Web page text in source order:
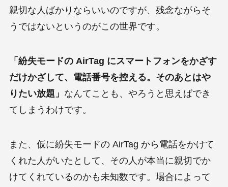
親切な人ばかりならいいのですが、残念ながらそ
うではないというのがこの世界です。
「紛失モードの AirTag にスマートフォンをかざす
だけかざして、電話番号を控える。そのあとはや
りたい放題」 なんてことも、やろうと思えばでき
てしまうわけです。
また、仮に紛失モードの AirTag から電話をかけて
くれた人がいたとして、その人が本当に親切でか
けてくれているのかも未知数です。場合によって